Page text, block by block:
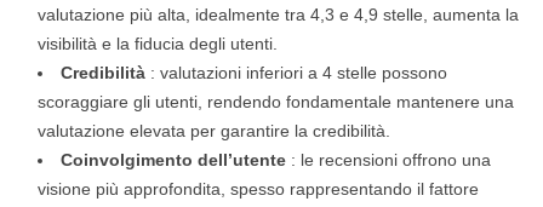
valutazione più alta, idealmente tra 4,3 e 4,9 stelle, aumenta la
visibilità e la fiducia degli utenti.
Credibilità : valutazioni inferiori a 4 stelle possono
scoraggiare gli utenti, rendendo fondamentale mantenere una
valutazione elevata per garantire la credibilità.
Coinvolgimento dell’utente : le recensioni offrono una
visione più approfondita, spesso rappresentando il fattore